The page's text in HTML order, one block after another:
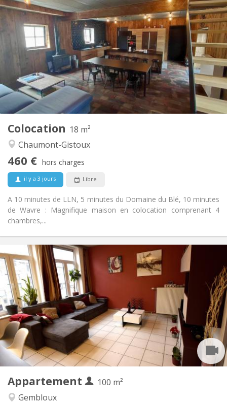
Colocation 18 m²
Chaumont-Gistoux
460 € hors charges
il y a 3 jours Libre
A 10 minutes de LLN, 5 minutes du Domaine du Blé, 10 minutes
de Wavre : Magnifique maison en colocation comprenant 4
chambres,...
Infos Pratiques
Loyer:
460 €
Charges:
80 €
Durée:
12 mois, 11 mois, 10 mois
Domiciliation:
Acceptée
Aménagement
Salle de bain:
Privée
Cuisine:
Commune
Superficie:
18 m
2
Pièces privées:
1
Communautaire, chaleureuse, calme
Appartement
100 m²
Gembloux
Infos Pratiques
450 €
Charges:
150 €
Durée:
12 mois, 11 mois, 10 mois, 5-6 mois
Domiciliation:
Sous conditions
Aménagement
Salle de bain:
Commune
Cuisine:
Commune
Superficie:
100 m
2
Pièces privées: